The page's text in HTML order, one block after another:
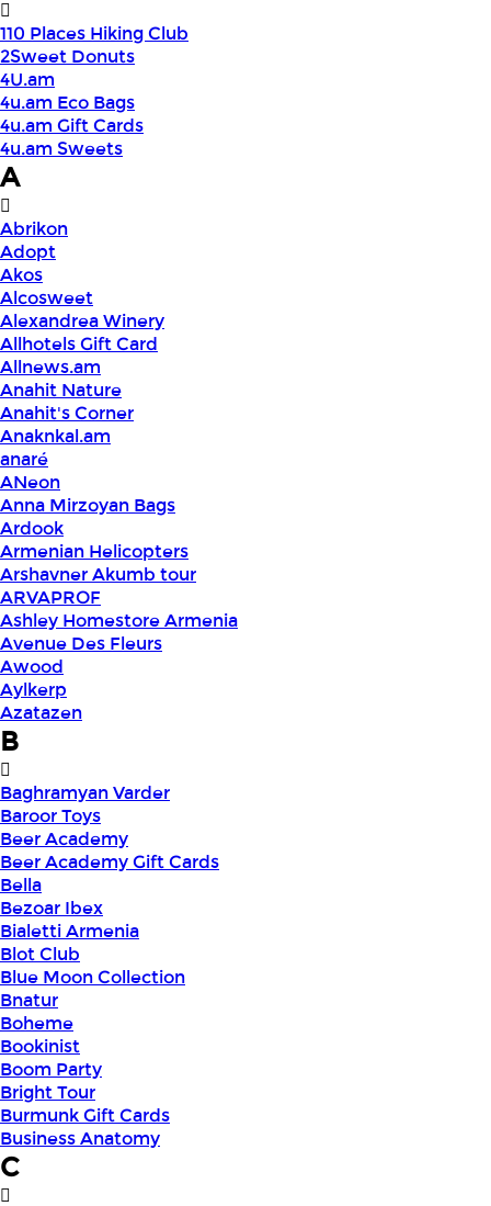
110 Places Hiking Club
2Sweet Donuts
4U.am
4u.am Eco Bags
4u.am Gift Cards
4u.am Sweets
A
Abrikon
Adopt
Akos
Alcosweet
Alexandrea Winery
Allhotels Gift Card
Allnews.am
Anahit Nature
Anahit's Corner
Anaknkal.am
anaré
ANeon
Anna Mirzoyan Bags
Ardook
Armenian Helicopters
Arshavner Akumb tour
ARVAPROF
Ashley Homestore Armenia
Avenue Des Fleurs
Awood
Aylkerp
Azatazen
B
Baghramyan Varder
Baroor Toys
Beer Academy
Beer Academy Gift Cards
Bella
Bezoar Ibex
Bialetti Armenia
Blot Club
Blue Moon Collection
Bnatur
Boheme
Bookinist
Boom Party
Bright Tour
Burmunk Gift Cards
Business Anatomy
C